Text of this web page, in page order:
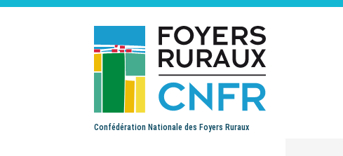
Confédération Nationale des Foyers Ruraux